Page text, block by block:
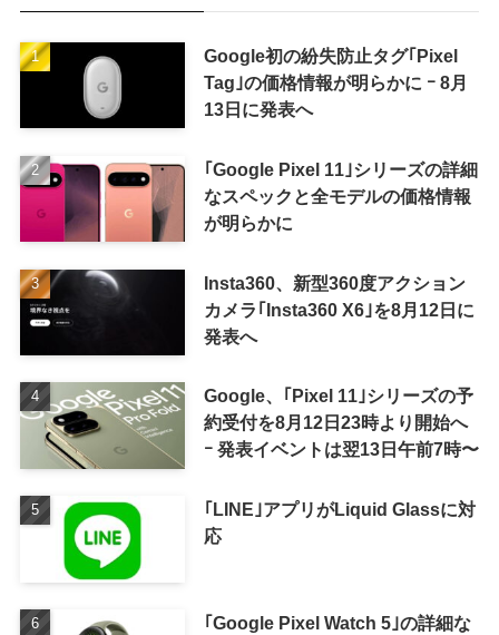
Google初の紛失防止タグ｢Pixel
Tag｣の価格情報が明らかに ｰ 8月
13日に発表へ
｢Google Pixel 11｣シリーズの詳細
なスペックと全モデルの価格情報
が明らかに
Insta360、新型360度アクション
カメラ｢Insta360 X6｣を8月12日に
発表へ
Google、｢Pixel 11｣シリーズの予
約受付を8月12日23時より開始へ
ｰ 発表イベントは翌13日午前7時〜
｢LINE｣アプリがLiquid Glassに対
応
｢Google Pixel Watch 5｣の詳細な